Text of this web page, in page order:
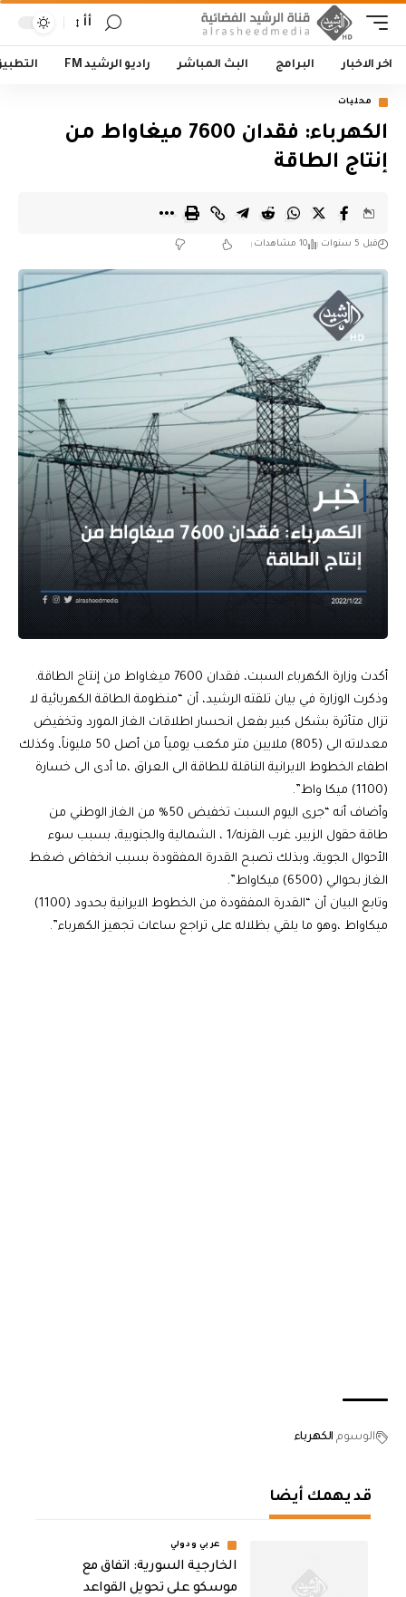
أأ
اخر الاخبار البرامج البث المباشر راديو الرشيد FM
محليات
الكهرباء: فقدان 7600 ميغاواط من
إنتاج الطاقة
قبل 5 سنوات 10 مشاهدات
أكدت وزارة الكهرباء السبت، فقدان 7600 ميغاواط من إنتاج الطاقة.
وذكرت الوزارة في بيان تلقته الرشيد، أن “منظومة الطاقة الكهربائية لا
تزال متأثرة بشكل كبير بفعل انحسار اطلاقات الغاز المورد وتخفيض
معدلاته الى (805) ملايين متر مكعب يومياً من أصل 50 مليوناً، وكذلك
اطفاء الخطوط الايرانية الناقلة للطاقة الى العراق ،ما أدى الى خسارة
(1100) ميكا واط”.
وأضاف أنه “جرى اليوم السبت تخفيض 50% من الغاز الوطني من
طاقة حقول الزبير، غرب القرنه/1 ، الشمالية والجنوبية، بسبب سوء
الأحوال الجوية، وبذلك تصبح القدرة المفقودة بسبب انخفاض ضغط
الغاز بحوالي (6500) ميكاواط”.
وتابع البيان أن “القدرة المفقودة من الخطوط الايرانية بحدود (1100)
ميكاواط ،وهو ما يلقي بظلاله على تراجع ساعات تجهيز الكهرباء”.
الوسوم الكهرباء
قد يهمك أيضا
عربي ودولي
الخارجية السورية: اتفاق مع
موسكو على تحويل القواعد